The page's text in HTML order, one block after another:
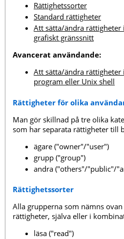
Rättighetssorter
Standard rättigheter
Att sätta/ändra rättigheter
grafiskt gränssnitt
Avancerat användande:
Att sätta/ändra rättigheter
program eller Unix shell
Rättigheter för olika
Man gör skillnad på tre olika
som har separata rättigheter till
ägare ("owner"/"user")
grupp ("group")
andra ("others"/"public"/
Rättighetssorter
Alla grupperna som nämns
rättigheter, själva eller i
läsa ("read")